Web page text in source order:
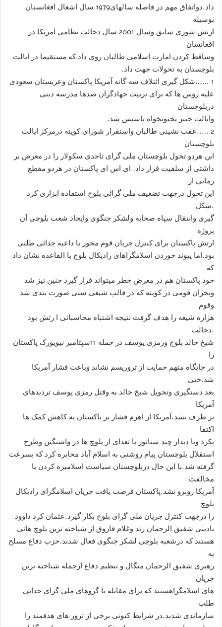
داد.دواتفاق مهم در فاصله سالهای1979 سال اشغال افغانستان
بوسیله
ارتش شوری سابق وسال 2001 سال دخالت نظامی امریکا در
افغانسان
وساقط کردن امارت اسلامی طالبان روی داد که مستقیما در ایالت
بلوچستان به تحولات جهت داد.
1 ……شکل گیری ائتلاف سه گانه آمریکا پاکستان وعربستان سعودی
علیه روس ها که برای تربیت جهادگران صدها مدرسه دینی
دربلوچستان
وایالت خیبر پختونخواه تاسیس شد.
2 …..عقب نشینی طالبان واستقرار شورای کویته درمرکز ایالت
بلوچستان
این هردو تحول بلوچستان ملی گرای تاحدی سکولار را در معرض بر
داشتی از سلفیت قرار داد. ای اس ای پاکستان در هردو مقطع
زمانی از
این تحول درجهت تضعیف ملی گرائی بلوچ استفاده ابزاری کرد
.شکل
گیری وانتقال سپاه صحابه ولشکر جنگوی وایجاد شعب بلوچی آن
پروژه
ارتش پاکستان برای کنترل جریان قوم محور با داعیه جدائی طلبی
بود.اما پیوند خوردن اسلامگراهای رادیکال بلوچ با القاعده نشان داد
که
خود پاکستان هم در معرض خطر میتواند قرار گیرد چنین نیز شد
وبحران قومی در کویته که در قالب شیعی سنی صورت بندی شد
وقوم
هزاره شیعه را هدف گرفت نتیجه اشتباه محاسباتی ا رتش بود
.دخالت
شیخ خالد بلوچ ورمزی یوسف در حمله 11سپتامبر نیویورک پاکستان
را
در جایگاه متهم حمایت از تروریسم نشاند وباعث فشار آمریکا
شد.حتی
بعد دستگیری وتحویل شیخ خالد به وقتل رمزی یوسف تردیدهای
آمریکا
بر طرف نشد.آمریکا از اهرم فشار بر پاکستان به کاهش کمک ها
اکتفا
نکرد وبا دیدار چند سناتور با تعدای از بلوچ ها در واشنگتن وطرح
استقلال بلوچستان پیام روشنی به اسلام آباد مخابره کرد که بسرعت
گرفته شد.با این حال دربلوچستان سیاست اسلامیزه کردن با
مخالفت
آمریکا روبرو نشد.پاکستان فرصت یافت جریان اسلامگرای رادیکال
بلوچ
را درجهت کنترل جریان ملی گرای بلوچ بکار گیرد.عثمان کرد داوود
بادینی شفیق الرحمان رند وغلام فاروق از شناخته ترین بلوچ هائی
هستند که درشعبه بلوچی لشکر جنگوی فعال شدند.حزب دفاع مسلح
به
رهبری شفیق الرحمان منگال و تنظیم دفاع ازجمله شناخته ترین
جریان
های اسلامگراهستند که برای مقابله با گروهای ملی گرای جدائی
طلب
سازماندی شدند.در شرایط کنونی برخی از ترور های هدفمند را